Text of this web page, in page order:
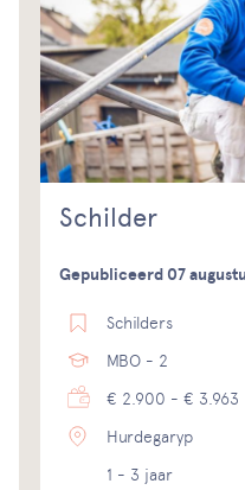
Schilder
Gepubliceerd 07
Schilders
MBO - 2
€ 2.900 - € 3.963
Hurdegaryp
1 - 3 jaar